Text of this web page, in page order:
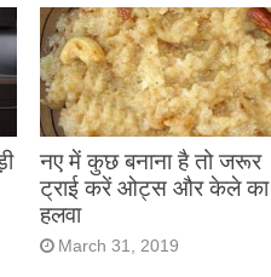
March 31, 2019
नए में कुछ बनाना है तो जरूर
ट्राई करें ओट्स और केले का
हलवा
March 31, 2019